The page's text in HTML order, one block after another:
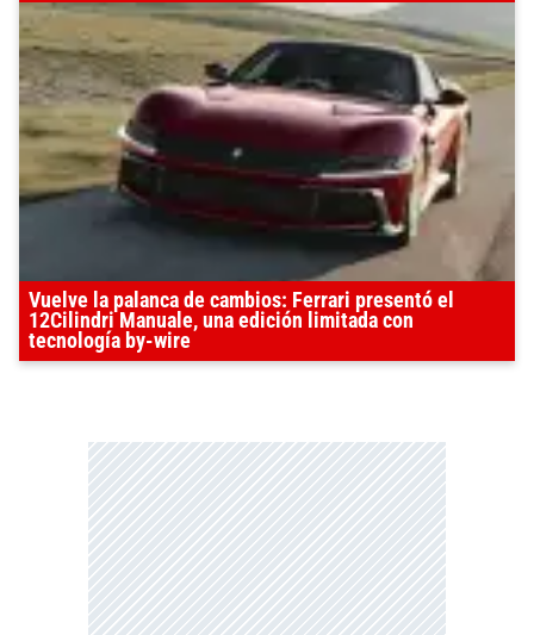
Vuelve la palanca de cambios: Ferrari presentó el
12Cilindri Manuale, una edición limitada con
tecnología by-wire